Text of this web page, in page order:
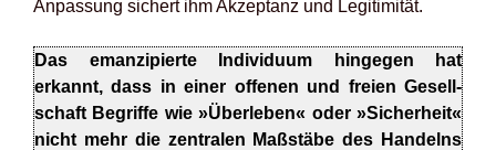
Anpas­sung sichert ihm Akzep­tanz und Legi­ti­mi­tät.
Das eman­zi­pier­te Indi­vi­du­um hin­ge­gen hat
erkannt, dass in einer offe­nen und frei­en Gesell­
schaft Begrif­fe wie »Über­le­ben« oder »Sicher­heit«
nicht mehr die zen­tra­len Maß­stä­be des Han­delns